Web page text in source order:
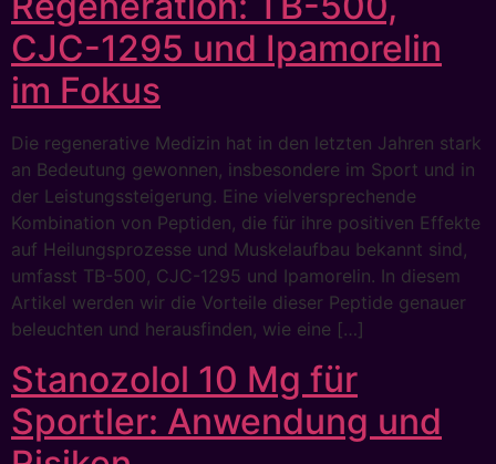
CJC-1295 und Ipamorelin
im Fokus
Die regenerative Medizin hat in den letzten Jahren stark
an Bedeutung gewonnen, insbesondere im Sport und in
der Leistungssteigerung. Eine vielversprechende
Kombination von Peptiden, die für ihre positiven Effekte
auf Heilungsprozesse und Muskelaufbau bekannt sind,
umfasst TB-500, CJC-1295 und Ipamorelin. In diesem
Artikel werden wir die Vorteile dieser Peptide genauer
beleuchten und herausfinden, wie eine […]
Stanozolol 10 Mg für
Sportler: Anwendung und